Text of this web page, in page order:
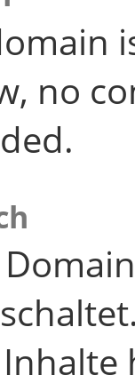
no